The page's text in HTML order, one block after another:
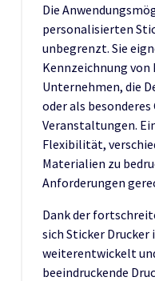
Die
personalisierten
unbegrenzt. Sie
Kennzeichnung von
Unternehmen, die
oder als besonderes
Veranstaltungen.
Flexibilität,
Materialien zu
Anforderungen
Dank der
sich Sticker
weiterentwickelt
beeindruckende